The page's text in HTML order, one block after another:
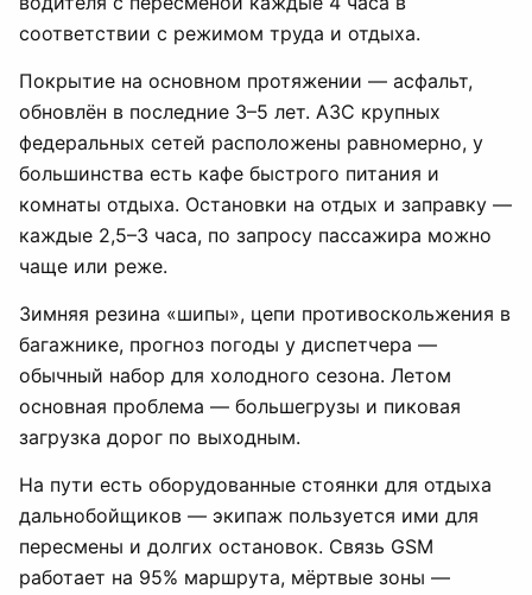
соответствии с режимом труда и отдыха.
Покрытие на основном протяжении — асфальт,
обновлён в последние 3–5 лет. АЗС крупных
федеральных сетей расположены равномерно, у
большинства есть кафе быстрого питания и
комнаты отдыха. Остановки на отдых и заправку —
каждые 2,5–3 часа, по запросу пассажира можно
чаще или реже.
Зимняя резина «шипы», цепи противоскольжения в
багажнике, прогноз погоды у диспетчера —
обычный набор для холодного сезона. Летом
основная проблема — большегрузы и пиковая
загрузка дорог по выходным.
На пути есть оборудованные стоянки для отдыха
дальнобойщиков — экипаж пользуется ими для
пересмены и долгих остановок. Связь GSM
работает на 95% маршрута, мёртвые зоны —